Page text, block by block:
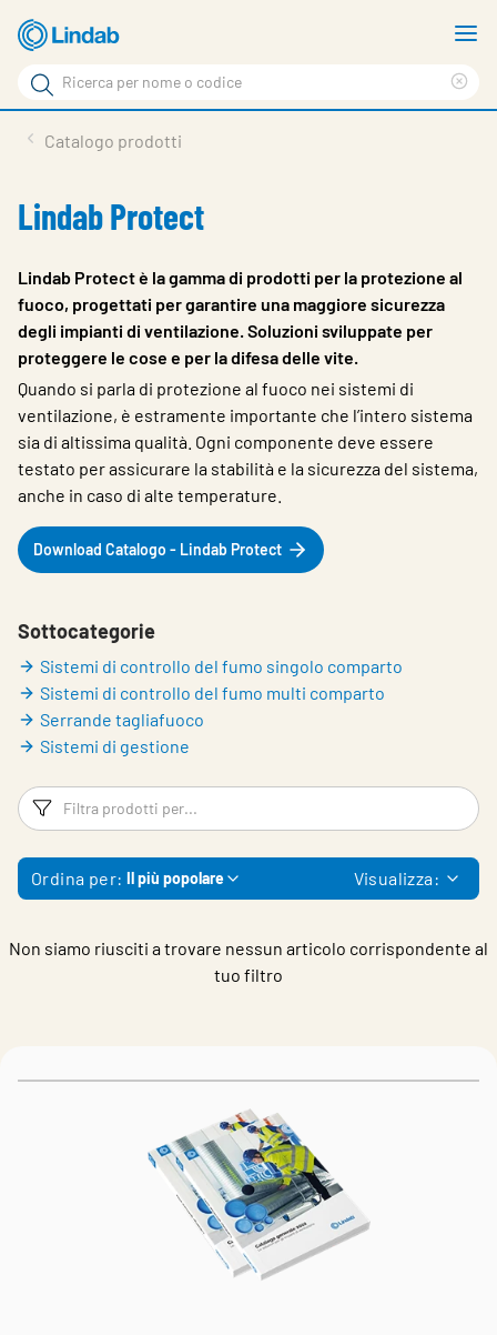
Vai
contenuto
principale
Cerca
Cerca
Soluzioni
Strumenti
Contatti
Media
Lavora con noi
Choose languge
Italy
Catalogo prodotti
Lindab Protect
Lindab Protect è la gamma di prodotti per la protezione al
fuoco, progettati per garantire una maggiore sicurezza
degli impianti di ventilazione. Soluzioni sviluppate per
proteggere le cose e per la difesa delle vite.
Quando si parla di protezione al fuoco nei sistemi di
ventilazione, è estramente importante che l’intero sistema
sia di altissima qualità. Ogni componente deve essere
testato per as­sicurare la stabilità e la sicurezza del sistema,
anche in caso di alte temperature.
Download Catalogo - Lindab Protect
Sottocategorie
Sistemi di controllo del fumo singolo comparto
Sistemi di controllo del fumo multi comparto
Serrande tagliafuoco
Sistemi di gestione
Filtri
Ordina per: Il più popolare Visualizza:
Non siamo riusciti a trovare nessun articolo corrispondente al
tuo filtro